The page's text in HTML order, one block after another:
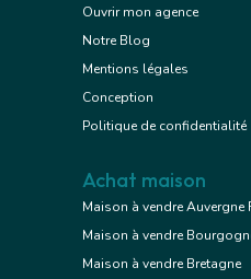
Ouvrir mon agence
Notre Blog
Mentions légales
Conception
Politique de confidentialité
Achat maison
Maison à vendre Auvergne
Maison à vendre
Maison à vendre Bretagne